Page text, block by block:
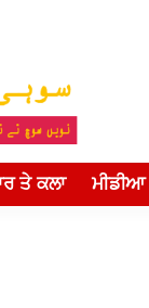
ਤੇ ਕਲਾ ਮੀਡੀਆ